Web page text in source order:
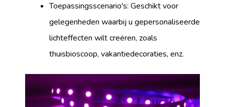
Toepassingsscenario's: Geschikt voor
gelegenheden waarbij u gepersonaliseerde
lichteffecten wilt creëren, zoals
thuisbioscoop, vakantiedecoraties, enz.